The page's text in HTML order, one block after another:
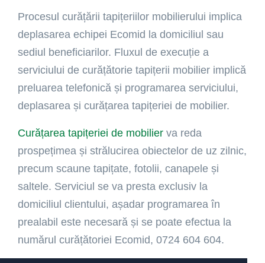
Procesul curățării tapițeriilor mobilierului implica
deplasarea echipei Ecomid la domiciliul sau
sediul beneficiarilor. Fluxul de execuție a
serviciului de curățătorie tapițerii mobilier implică
preluarea telefonică și programarea serviciului,
deplasarea și curățarea tapițeriei de mobilier.
Curățarea tapițeriei de mobilier va reda
prospețimea și strălucirea obiectelor de uz zilnic,
precum scaune tapițate, fotolii, canapele și
saltele. Serviciul se va presta exclusiv la
domiciliul clientului, așadar programarea în
prealabil este necesară și se poate efectua la
numărul curățătoriei Ecomid, 0724 604 604.